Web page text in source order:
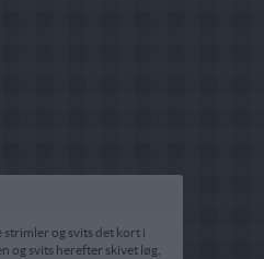
og svits det kort i
og svits herefter skivet løg,